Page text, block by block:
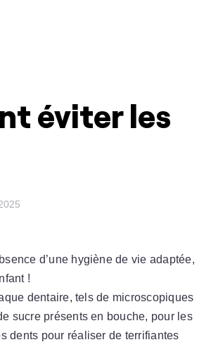
éviter les
d’une hygiène de vie adaptée,
!
dentaire, tels de microscopiques
sucre présents en bouche, pour les
dents pour réaliser de terrifiantes